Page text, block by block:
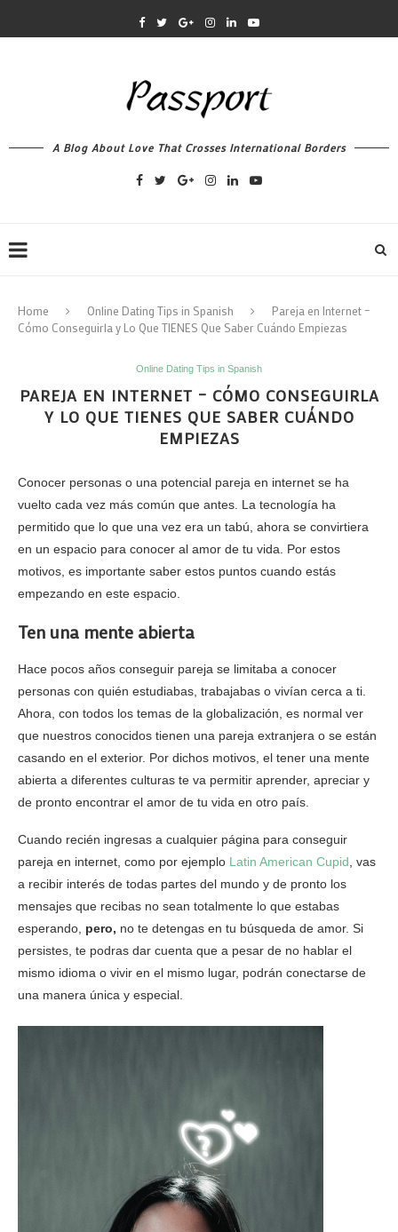
A Blog About Love That Crosses International Borders
Home Online Dating Tips in Spanish
Pareja en Internet –
Cómo Conseguirla y Lo Que TIENES Que Saber Cuándo Empiezas
Online Dating Tips in Spanish
PAREJA EN INTERNET – CÓMO CONSEGUIRLA
Y LO QUE TIENES QUE SABER CUÁNDO
EMPIEZAS
Conocer personas o una potencial pareja en internet se ha
vuelto cada vez más común que antes. La tecnología ha
permitido que lo que una vez era un tabú, ahora se convirtiera
en un espacio para conocer al amor de tu vida. Por estos
motivos, es importante saber estos puntos cuando estás
empezando en este espacio.
Ten una mente abierta
Hace pocos años conseguir pareja se limitaba a conocer
personas con quién estudiabas, trabajabas o vivían cerca a ti.
Ahora, con todos los temas de la globalización, es normal ver
que nuestros conocidos tienen una pareja extranjera o se están
casando en el exterior. Por dichos motivos, el tener una mente
abierta a diferentes culturas te va permitir aprender, apreciar y
de pronto encontrar el amor de tu vida en otro país.
Cuando recién ingresas a cualquier página para conseguir
pareja en internet, como por ejemplo Latin American Cupid , vas
a recibir interés de todas partes del mundo y de pronto los
mensajes que recibas no sean totalmente lo que estabas
esperando, pero, no te detengas en tu búsqueda de amor. Si
persistes, te podras dar cuenta que a pesar de no hablar el
mismo idioma o vivir en el mismo lugar, podrán conectarse de
una manera única y especial.